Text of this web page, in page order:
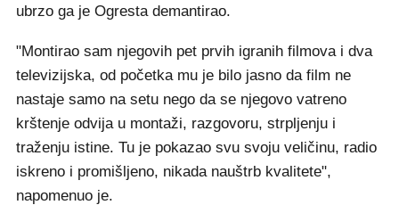
ubrzo ga je Ogresta demantirao.
"Montirao sam njegovih pet prvih igranih filmova i dva
televizijska, od početka mu je bilo jasno da film ne
nastaje samo na setu nego da se njegovo vatreno
krštenje odvija u montaži, razgovoru, strpljenju i
traženju istine. Tu je pokazao svu svoju veličinu, radio
iskreno i promišljeno, nikada nauštrb kvalitete",
napomenuo je.